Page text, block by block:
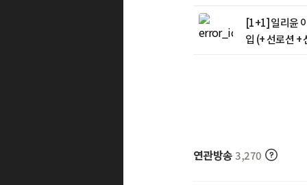
[1+1] 일리윤
입 (+ 선로션 +
연관방송 3,270